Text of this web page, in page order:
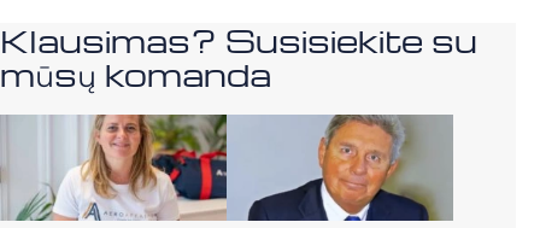
Klausimas? Susisiekite su
mūsų komanda